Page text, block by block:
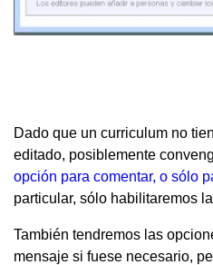
Dado que un curriculum no
editado, posiblemente
opción para comentar, o sólo
particular, sólo habilitaremos
También tendremos las
mensaje si fuese necesario,